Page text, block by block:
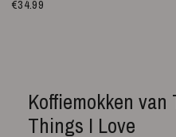
€34.99
Koffiemokken
Things I Love